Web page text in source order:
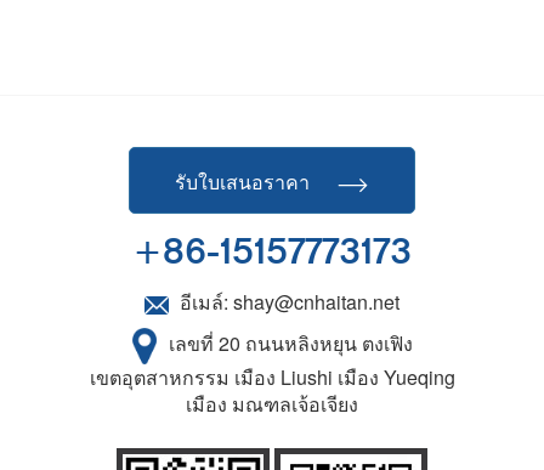
รับใบเสนอราคา
+86-15157773173
อีเมล์: shay@cnhaitan.net
เลขที่ 20 ถนนหลิงหยุน ตงเฟิง
เขตอุตสาหกรรม เมือง Liushi เมือง Yueqing
เมือง มณฑลเจ้อเจียง